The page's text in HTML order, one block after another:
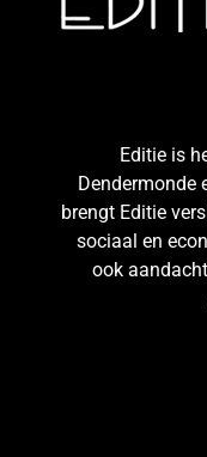
Editie is
Dendermonde
brengt Editie
sociaal en
ook